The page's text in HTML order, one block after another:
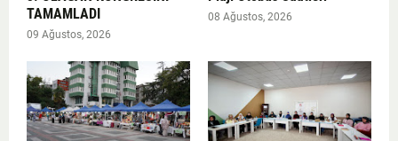
TAMAMLADI
09 Ağustos, 2026
08 Ağustos, 2026